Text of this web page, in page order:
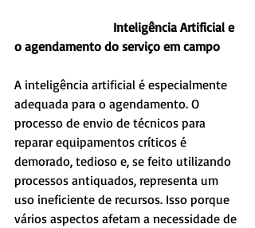
o agendamento do serviço em campo
A inteligência artificial é especialmente
adequada para o agendamento. O
processo de envio de técnicos para
reparar equipamentos críticos é
demorado, tedioso e, se feito utilizando
processos antiquados, representa um
uso ineficiente de recursos. Isso porque
vários aspectos afetam a necessidade de